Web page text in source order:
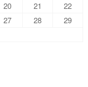
20 21
22
27 28
29